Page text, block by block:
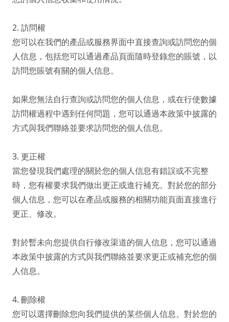
2. 訪問權
您可以在我們的產品或服務界面中直接查詢或訪問您的個
人信息，包括您可以通過產品頁面隨時登錄您的賬號，以
訪問您賬號有關的個人信息。
如果您無法自行查詢或訪問您的個人信息，或在行使數據
訪問權過程中遇到任何問題，您可以通過本政策中披露的
方式與我們聯絡並要求訪問您的個人信息。
3. 更正權
當您發現我們處理的關於您的個人信息有錯誤或不完整
時，您有權要求我們做出更正或進行補充。對於您的部分
個人信息，您可以在產品或服務的相關功能頁面直接進行
更正、修改。
對於暫未向您提供自行修改渠道的個人信息，您可以通過
本政策中披露的方式與我們聯絡並要求更正或補充您的個
人信息。
4. 刪除權
您可以選擇刪除您向我們提供的某些個人信息。對於您的